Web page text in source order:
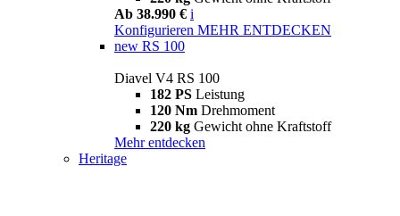
Ab 38.990 € i
Konfigurieren MEHR ENTDECKEN
new RS 100
Diavel V4 RS 100
182 PS Leistung
120 Nm Drehmoment
220 kg Gewicht ohne Kraftstoff
Mehr entdecken
Heritage